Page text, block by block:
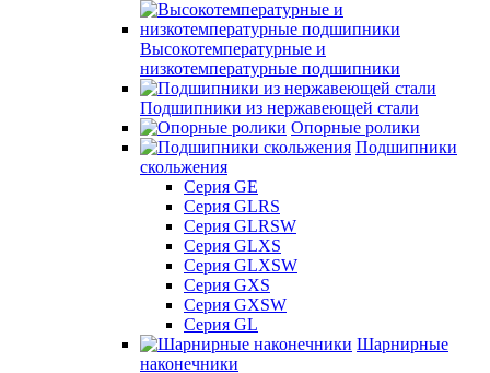
Высокотемпературные и
низкотемпературные подшипники
Подшипники из нержавеющей стали
Опорные ролики
Подшипники
скольжения
Серия GE
Серия GLRS
Серия GLRSW
Серия GLXS
Серия GLXSW
Серия GXS
Серия GXSW
Серия GL
Шарнирные
наконечники